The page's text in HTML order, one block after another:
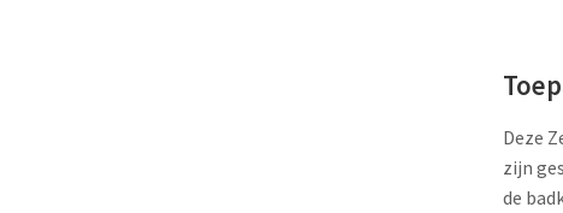
Deze
zijn
de